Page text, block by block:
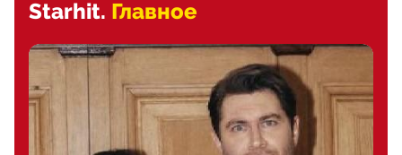
Starhit. Главное